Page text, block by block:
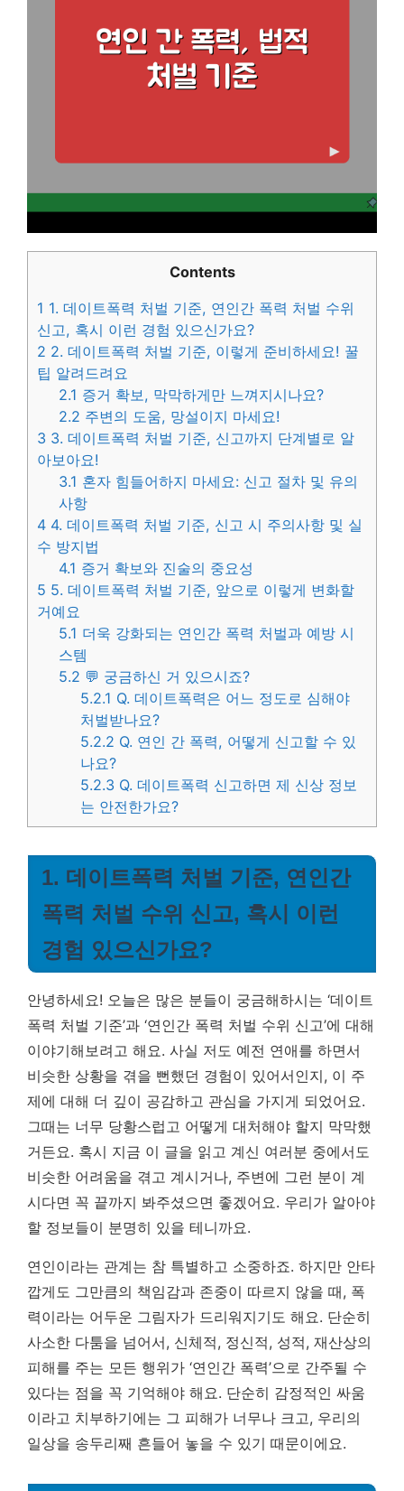
Contents
1 1. 데이트폭력 처벌 기준, 연인간 폭력 처벌 수위
신고, 혹시 이런 경험 있으신가요?
2 2. 데이트폭력 처벌 기준, 이렇게 준비하세요! 꿀
팁 알려드려요
2.1 증거 확보, 막막하게만 느껴지시나요?
2.2 주변의 도움, 망설이지 마세요!
3 3. 데이트폭력 처벌 기준, 신고까지 단계별로 알
아보아요!
3.1 혼자 힘들어하지 마세요: 신고 절차 및 유의
사항
4 4. 데이트폭력 처벌 기준, 신고 시 주의사항 및 실
수 방지법
4.1 증거 확보와 진술의 중요성
5 5. 데이트폭력 처벌 기준, 앞으로 이렇게 변화할
거예요
5.1 더욱 강화되는 연인간 폭력 처벌과 예방 시
스템
5.2 💬 궁금하신 거 있으시죠?
5.2.1 Q. 데이트폭력은 어느 정도로 심해야
처벌받나요?
5.2.2 Q. 연인 간 폭력, 어떻게 신고할 수 있
나요?
5.2.3 Q. 데이트폭력 신고하면 제 신상 정보
는 안전한가요?
1. 데이트폭력 처벌 기준, 연인간
폭력 처벌 수위 신고, 혹시 이런
경험 있으신가요?
안녕하세요! 오늘은 많은 분들이 궁금해하시는 ‘데이트
폭력 처벌 기준’과 ‘연인간 폭력 처벌 수위 신고’에 대해
이야기해보려고 해요. 사실 저도 예전 연애를 하면서
비슷한 상황을 겪을 뻔했던 경험이 있어서인지, 이 주
제에 대해 더 깊이 공감하고 관심을 가지게 되었어요.
그때는 너무 당황스럽고 어떻게 대처해야 할지 막막했
거든요. 혹시 지금 이 글을 읽고 계신 여러분 중에서도
비슷한 어려움을 겪고 계시거나, 주변에 그런 분이 계
시다면 꼭 끝까지 봐주셨으면 좋겠어요. 우리가 알아야
할 정보들이 분명히 있을 테니까요.
연인이라는 관계는 참 특별하고 소중하죠. 하지만 안타
깝게도 그만큼의 책임감과 존중이 따르지 않을 때, 폭
력이라는 어두운 그림자가 드리워지기도 해요. 단순히
사소한 다툼을 넘어서, 신체적, 정신적, 성적, 재산상의
피해를 주는 모든 행위가 ‘연인간 폭력’으로 간주될 수
있다는 점을 꼭 기억해야 해요. 단순히 감정적인 싸움
이라고 치부하기에는 그 피해가 너무나 크고, 우리의
일상을 송두리째 흔들어 놓을 수 있기 때문이에요.